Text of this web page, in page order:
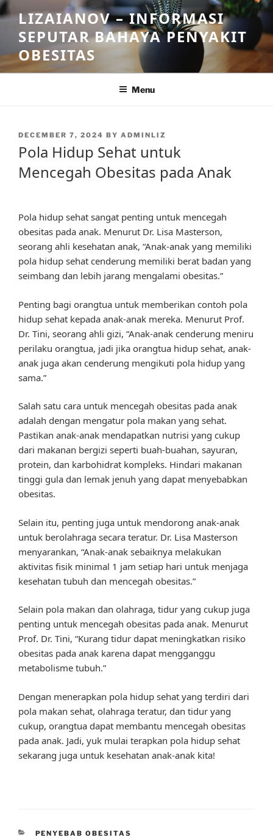
Skip
to
content
LIZAIANOV – INFORMASI
SEPUTAR BAHAYA PENYAKIT
OBESITAS
Menu
POSTED
DECEMBER 7, 2024 BY ADMINLIZ
Pola Hidup Sehat untuk
Mencegah Obesitas pada Anak
Pola hidup sehat sangat penting untuk mencegah
obesitas pada anak. Menurut Dr. Lisa Masterson,
seorang ahli kesehatan anak, “Anak-anak yang memiliki
pola hidup sehat cenderung memiliki berat badan yang
seimbang dan lebih jarang mengalami obesitas.”
Penting bagi orangtua untuk memberikan contoh pola
hidup sehat kepada anak-anak mereka. Menurut Prof.
Dr. Tini, seorang ahli gizi, “Anak-anak cenderung meniru
perilaku orangtua, jadi jika orangtua hidup sehat, anak-
anak juga akan cenderung mengikuti pola hidup yang
sama.”
Salah satu cara untuk mencegah obesitas pada anak
adalah dengan mengatur pola makan yang sehat.
Pastikan anak-anak mendapatkan nutrisi yang cukup
dari makanan bergizi seperti buah-buahan, sayuran,
protein, dan karbohidrat kompleks. Hindari makanan
tinggi gula dan lemak jenuh yang dapat menyebabkan
obesitas.
Selain itu, penting juga untuk mendorong anak-anak
untuk berolahraga secara teratur. Dr. Lisa Masterson
menyarankan, “Anak-anak sebaiknya melakukan
aktivitas fisik minimal 1 jam setiap hari untuk menjaga
kesehatan tubuh dan mencegah obesitas.”
Selain pola makan dan olahraga, tidur yang cukup juga
penting untuk mencegah obesitas pada anak. Menurut
Prof. Dr. Tini, “Kurang tidur dapat meningkatkan risiko
obesitas pada anak karena dapat mengganggu
metabolisme tubuh.”
Dengan menerapkan pola hidup sehat yang terdiri dari
pola makan sehat, olahraga teratur, dan tidur yang
cukup, orangtua dapat membantu mencegah obesitas
pada anak. Jadi, yuk mulai terapkan pola hidup sehat
sekarang juga untuk kesehatan anak-anak kita!
CATEGORIES
PENYEBAB OBESITAS